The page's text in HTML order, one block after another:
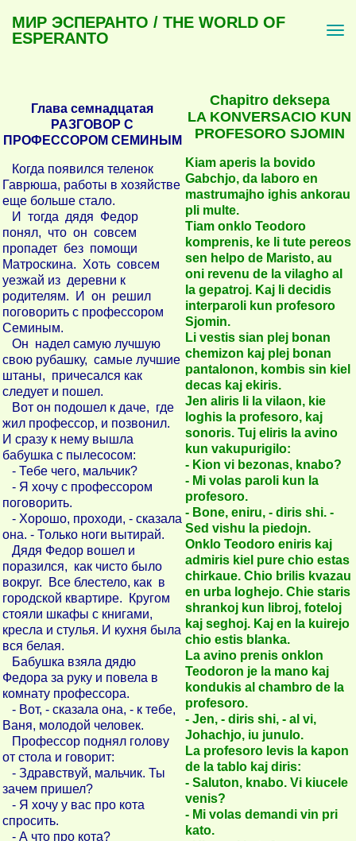
МИР ЭСПЕРАНТО / THE WORLD OF
ESPERANTO
Глава семнадцатая
РАЗГОВОР С
ПРОФЕССОРОМ СЕМИНЫМ
Когда появился теленок
Гаврюша, работы в хозяйстве
еще больше стало.
И тогда дядя Федор
понял, что он совсем
пропадет без помощи
Матроскина. Хоть совсем
уезжай из деревни к
родителям. И он решил
поговорить с профессором
Семиным.
Он надел самую лучшую
свою рубашку, самые лучшие
штаны, причесался как
следует и пошел.
Вот он подошел к даче, где
жил профессор, и позвонил.
И сразу к нему вышла
бабушка с пылесосом:
- Тебе чего, мальчик?
- Я хочу с профессором
поговорить.
- Хорошо, проходи, - сказала
она. - Только ноги вытирай.
Дядя Федор вошел и
поразился, как чисто было
вокруг. Все блестело, как в
городской квартире. Кругом
стояли шкафы с книгами,
кресла и стулья. И кухня была
вся белая.
Бабушка взяла дядю
Федора за руку и повела в
комнату профессора.
- Вот, - сказала она, - к тебе,
Ваня, молодой человек.
Профессор поднял голову
от стола и говорит:
- Здравствуй, мальчик. Ты
зачем пришел?
- Я хочу у вас про кота
спросить.
- А что про кота?
Chapitro deksepa
LA KONVERSACIO KUN
PROFESORO SJOMIN
Kiam aperis la bovido
Gabchjo, da laboro en
mastrumajho ighis ankorau
pli multe.
Tiam onklo Teodoro
komprenis, ke li tute pereos
sen helpo de Maristo, au
oni revenu de la vilagho al
la gepatroj. Kaj li decidis
interparoli kun profesoro
Sjomin.
Li vestis sian plej bonan
chemizon kaj plej bonan
pantalonon, kombis sin kiel
decas kaj ekiris.
Jen aliris li la vilaon, kie
loghis la profesoro, kaj
sonoris. Tuj eliris la avino
kun vakupurigilo:
- Kion vi bezonas, knabo?
- Mi volas paroli kun la
profesoro.
- Bone, eniru, - diris shi. -
Sed vishu la piedojn.
Onklo Teodoro eniris kaj
admiris kiel pure chio estas
chirkaue. Chio brilis kvazau
en urba loghejo. Chie staris
shrankoj kun libroj, foteloj
kaj seghoj. Kaj en la kuirejo
chio estis blanka.
La avino prenis onklon
Teodoron je la mano kaj
kondukis al chambro de la
profesoro.
- Jen, - diris shi, - al vi,
Johachjo, iu junulo.
La profesoro levis la kapon
de la tablo kaj diris:
- Saluton, knabo. Vi kiucele
venis?
- Mi volas demandi vin pri
kato.